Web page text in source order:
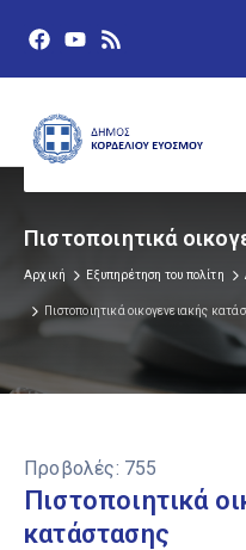
Πιστοποιητικά
Αρχική Εξυπηρέτηση του πολίτη
Πιστοποιητικά οικογενειακής
Προβολές: 755
Πιστοποιητικά
κατάστασης